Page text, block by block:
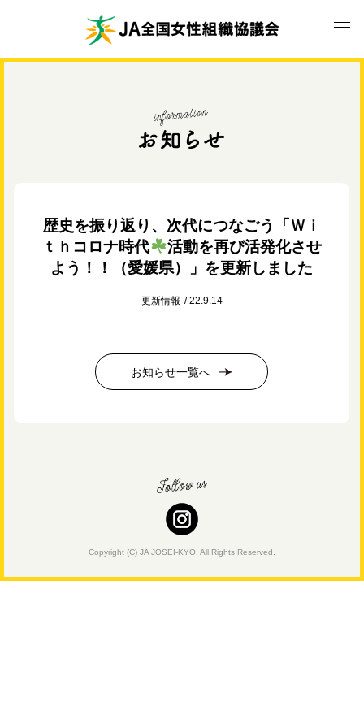
歴史を振り返り、次代につなごう「Ｗｉ
ｔｈコロナ時代
活動を再び活発化させ
よう！！（愛媛県）」を更新しました
更新情報 22.9.14
お知らせ一覧へ
Copyright (C) JA JOSEI-KYO. All Rights Reserved.